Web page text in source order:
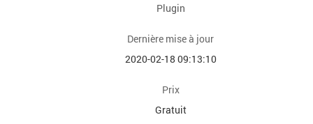
Plugin
Dernière mise à jour
2020-02-18 09:13:10
Prix
Gratuit